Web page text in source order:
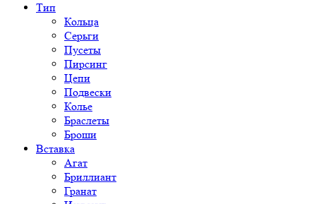
Тип
Кольца
Серьги
Пусеты
Пирсинг
Цепи
Подвески
Колье
Браслеты
Броши
Вставка
Агат
Бриллиант
Гранат